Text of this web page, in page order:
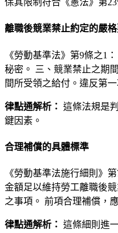
保其限制符合《憲法》第
離職後競業禁止約定的嚴
《勞動基準法》第9條之1
秘密。 三、競業禁止之期
間所受領之給付。違反第
律點通解析： 這條法規是
鍵因素。
合理補償的具體標準
《勞動基準法施行細則》
金額足以維持勞工離職後
之事項。 前項合理補償，
律點通解析： 這條細則進